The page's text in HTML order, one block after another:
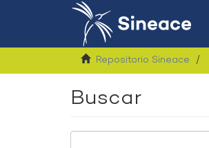
Repositorio Sineace
Buscar